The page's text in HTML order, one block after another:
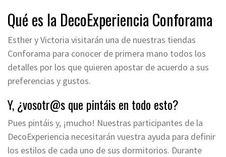
Qué es la DecoExperiencia Conforama
Esther y Victoria visitarán una de nuestras tiendas
Conforama para conocer de primera mano todos los
detalles por los que quieren apostar de acuerdo a sus
preferencias y gustos.
Y, ¿vosotr@s que pintáis en todo esto?
Pues pintáis y, ¡mucho! Nuestras participantes de la
DecoExperiencia necesitarán vuestra ayuda para definir
los estilos de cada uno de sus dormitorios. Durante